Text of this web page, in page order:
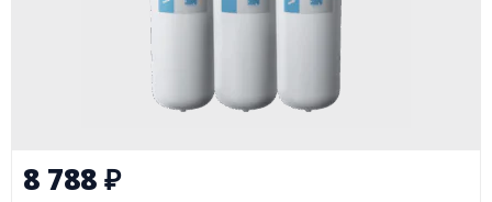
8 788₽